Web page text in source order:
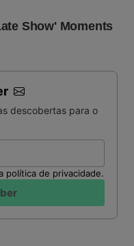
descobertas para o
política de privacidade.